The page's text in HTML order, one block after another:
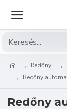
Redőny
Redőny
Redőny